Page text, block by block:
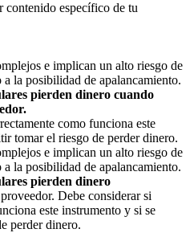
contenido específico de tu
e implican un alto riesgo de
la posibilidad de apalancamiento.
pierden dinero cuando
como funciona este
tomar el riesgo de perder dinero.
e implican un alto riesgo de
la posibilidad de apalancamiento.
pierden dinero
Debe considerar si
este instrumento y si se
perder dinero.